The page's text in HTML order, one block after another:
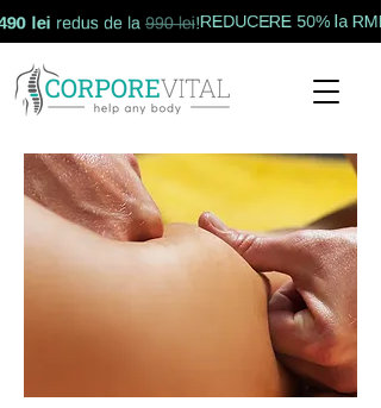
lei redus de la990 lei!REDUCERE 50% la RMNS.